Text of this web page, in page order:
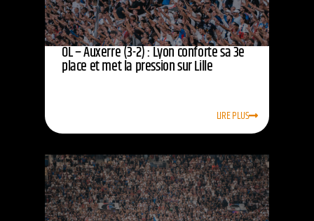
OL – Auxerre (3-2) : Lyon conforte sa 3e
place et met la pression sur Lille
LIRE PLUS